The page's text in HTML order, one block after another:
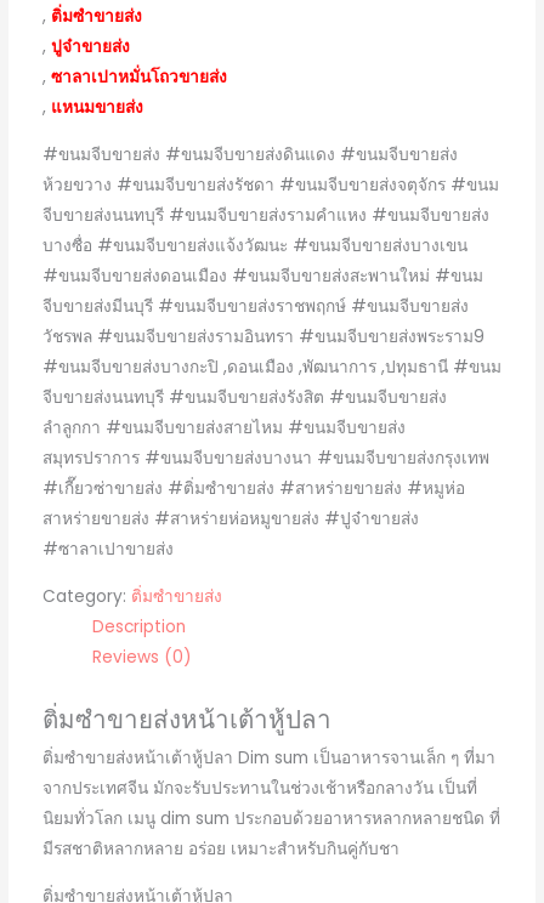
, ติ่มซำขายส่ง
, ปูจ๋าขายส่ง
, ซาลาเปาหมั่นโถวขายส่ง
, แหนมขายส่ง
#ขนมจีบขายส่ง #ขนมจีบขายส่งดินแดง #ขนมจีบขายส่ง
ห้วยขวาง #ขนมจีบขายส่งรัชดา #ขนมจีบขายส่งจตุจักร #ขนม
จีบขายส่งนนทบุรี #ขนมจีบขายส่งรามคำแหง #ขนมจีบขายส่ง
บางซื่อ #ขนมจีบขายส่งแจ้งวัฒนะ #ขนมจีบขายส่งบางเขน
#ขนมจีบขายส่งดอนเมือง #ขนมจีบขายส่งสะพานใหม่ #ขนม
จีบขายส่งมีนบุรี #ขนมจีบขายส่งราชพฤกษ์ #ขนมจีบขายส่ง
วัชรพล #ขนมจีบขายส่งรามอินทรา #ขนมจีบขายส่งพระราม9
#ขนมจีบขายส่งบางกะปิ ,ดอนเมือง ,พัฒนาการ ,ปทุมธานี #ขนม
จีบขายส่งนนทบุรี #ขนมจีบขายส่งรังสิต #ขนมจีบขายส่ง
ลำลูกกา #ขนมจีบขายส่งสายไหม #ขนมจีบขายส่ง
สมุทรปราการ #ขนมจีบขายส่งบางนา #ขนมจีบขายส่งกรุงเทพ
#เกี๊ยวซ่าขายส่ง #ติ่มซำขายส่ง #สาหร่ายขายส่ง #หมูห่อ
สาหร่ายขายส่ง #สาหร่ายห่อหมูขายส่ง #ปูจ๋าขายส่ง
#ซาลาเปาขายส่ง
Category: ติ่มซำขายส่ง
Description
Reviews (0)
ติ่มซำขายส่งหน้าเต้าหู้ปลา
ติ่มซำขายส่งหน้าเต้าหู้ปลา Dim sum เป็นอาหารจานเล็ก ๆ ที่มา
จากประเทศจีน มักจะรับประทานในช่วงเช้าหรือกลางวัน เป็นที่
นิยมทั่วโลก เมนู dim sum ประกอบด้วยอาหารหลากหลายชนิด ที่
มีรสชาติหลากหลาย อร่อย เหมาะสำหรับกินคู่กับชา
ติ่มซำขายส่งหน้าเต้าหู้ปลา